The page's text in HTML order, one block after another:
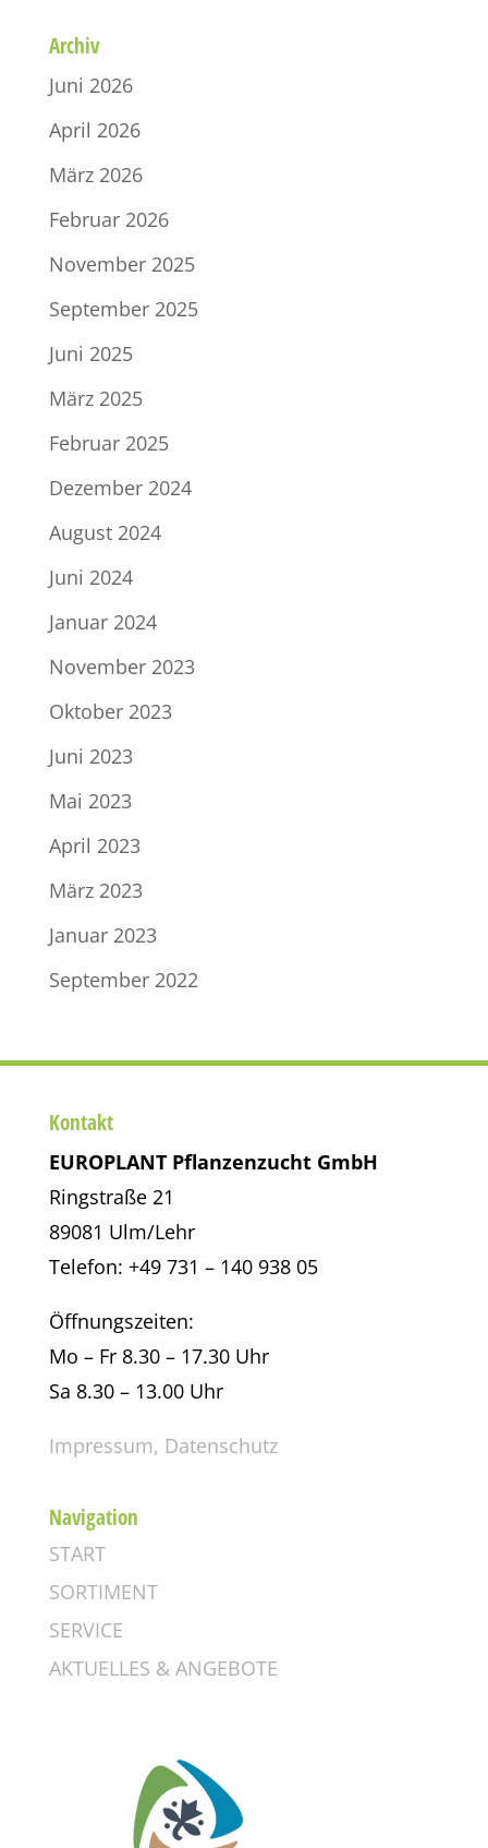
Archiv
Juni 2026
April 2026
März 2026
Februar 2026
November 2025
September 2025
Juni 2025
März 2025
Februar 2025
Dezember 2024
August 2024
Juni 2024
Januar 2024
November 2023
Oktober 2023
Juni 2023
Mai 2023
April 2023
März 2023
Januar 2023
September 2022
Kontakt
EUROPLANT Pflanzenzucht GmbH
Ringstraße 21
89081 Ulm/Lehr
Telefon: +49 731 – 140 938 05
Öffnungszeiten:
Mo – Fr 8.30 – 17.30 Uhr
Sa 8.30 – 13.00 Uhr
Impressum, Datenschutz
Navigation
START
SORTIMENT
SERVICE
AKTUELLES & ANGEBOTE